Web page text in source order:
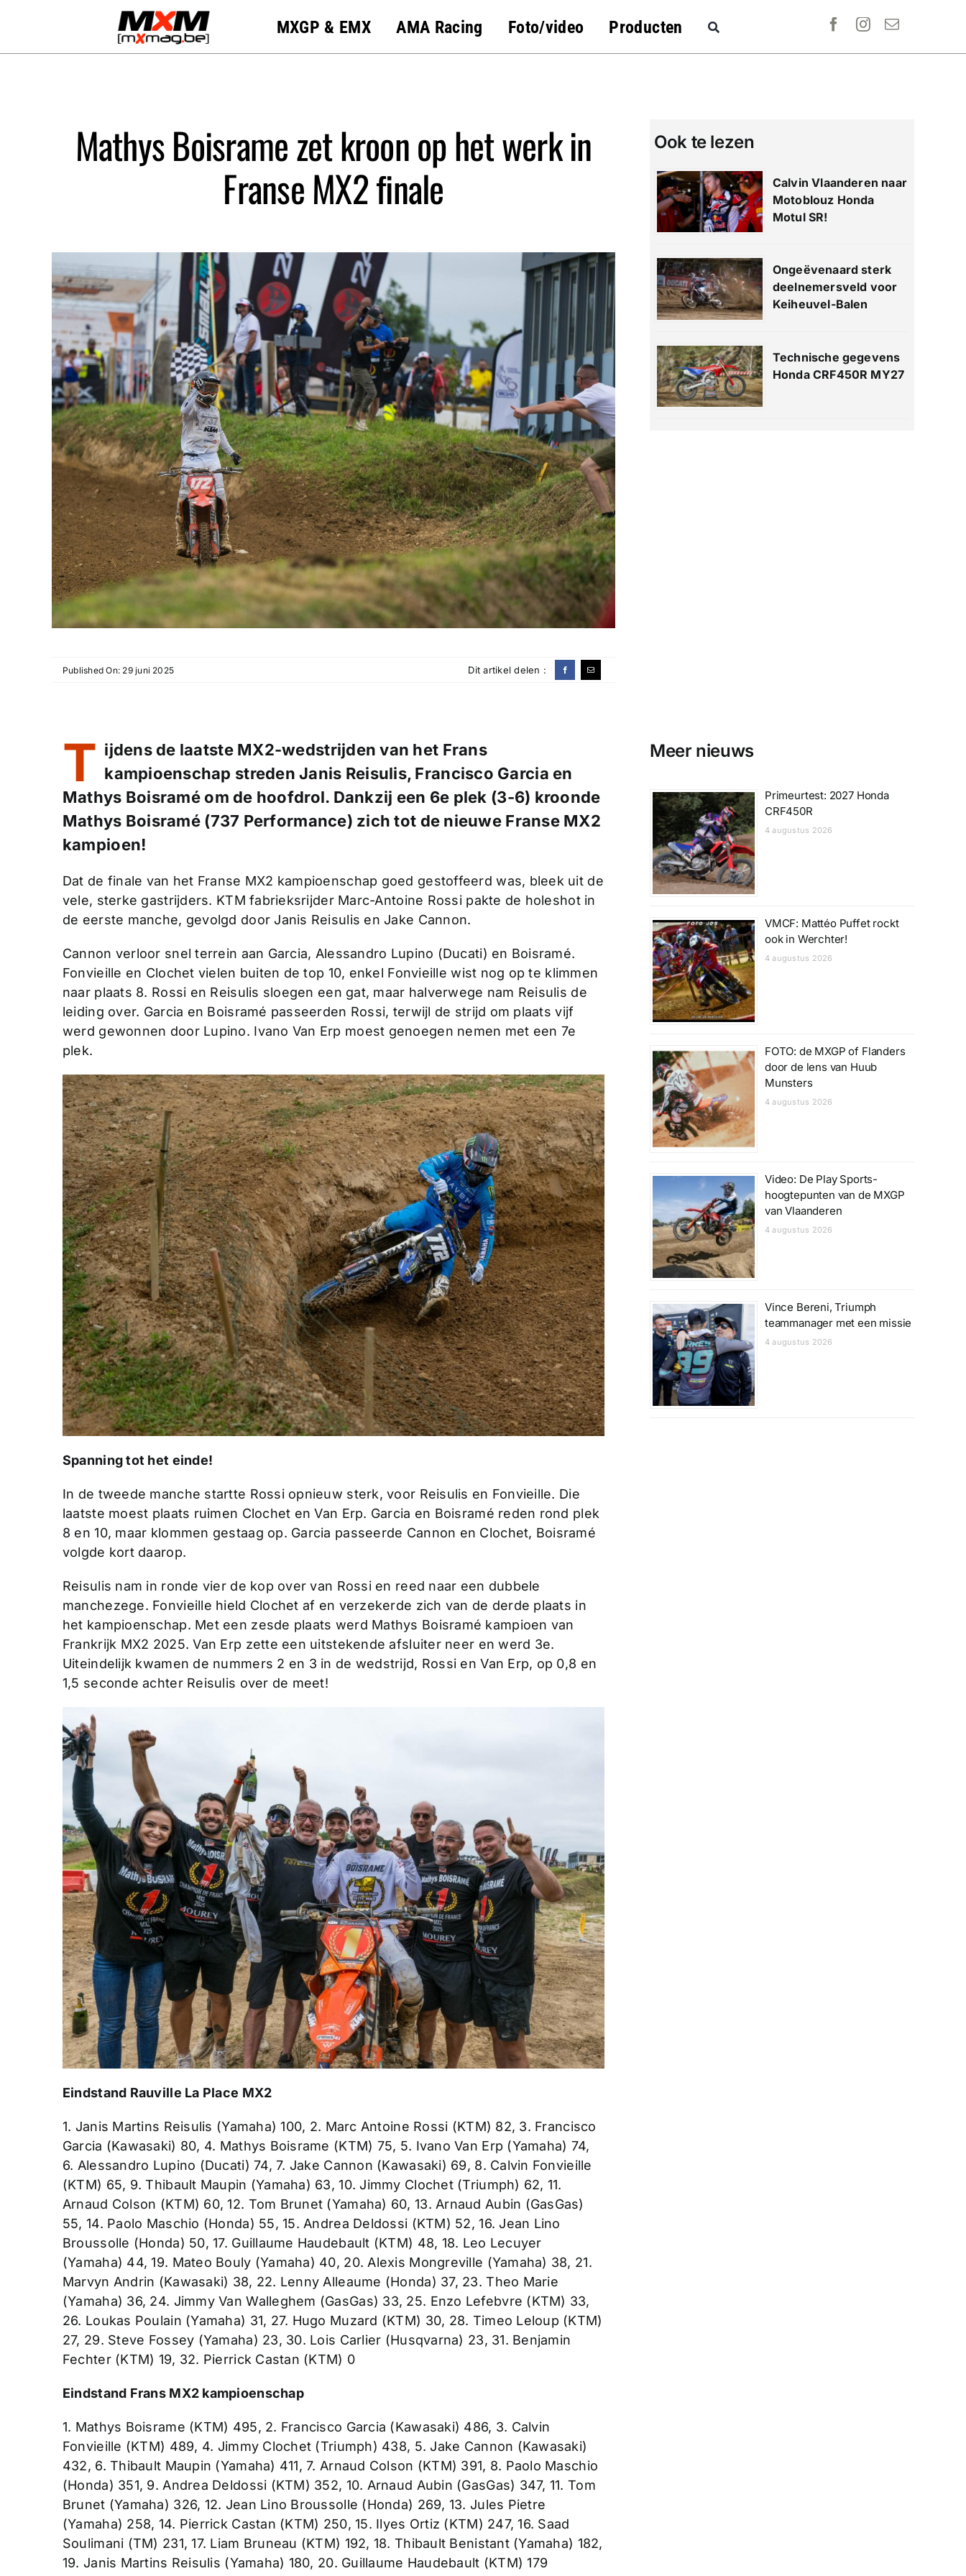
MXGP & EMX AMA Racing Foto/video Producten
Mathys Boisrame zet kroon op het werk in
Franse MX2 finale
Ook te lezen
Calvin Vlaanderen naar
Motoblouz Honda
Motul SR!
Ongeëvenaard sterk
deelnemersveld voor
Keiheuvel-Balen
Technische gegevens
Honda CRF450R MY27
Published On: 29 juni 2025 Dit artikel delen :
T ijdens de laatste MX2-wedstrijden van het Frans
kampioenschap streden Janis Reisulis, Francisco Garcia en
Mathys Boisramé om de hoofdrol. Dankzij een 6e plek (3-6) kroonde
Mathys Boisramé (737 Performance) zich tot de nieuwe Franse MX2
kampioen!
Dat de finale van het Franse MX2 kampioenschap goed gestoffeerd was, bleek uit de
vele, sterke gastrijders. KTM fabrieksrijder Marc-Antoine Rossi pakte de holeshot in
de eerste manche, gevolgd door Janis Reisulis en Jake Cannon.
Cannon verloor snel terrein aan Garcia, Alessandro Lupino (Ducati) en Boisramé.
Fonvieille en Clochet vielen buiten de top 10, enkel Fonvieille wist nog op te klimmen
naar plaats 8. Rossi en Reisulis sloegen een gat, maar halverwege nam Reisulis de
leiding over. Garcia en Boisramé passeerden Rossi, terwijl de strijd om plaats vijf
werd gewonnen door Lupino. Ivano Van Erp moest genoegen nemen met een 7e
plek.
Spanning tot het einde!
In de tweede manche startte Rossi opnieuw sterk, voor Reisulis en Fonvieille. Die
laatste moest plaats ruimen Clochet en Van Erp. Garcia en Boisramé reden rond plek
8 en 10, maar klommen gestaag op. Garcia passeerde Cannon en Clochet, Boisramé
volgde kort daarop.
Reisulis nam in ronde vier de kop over van Rossi en reed naar een dubbele
manchezege. Fonvieille hield Clochet af en verzekerde zich van de derde plaats in
het kampioenschap. Met een zesde plaats werd Mathys Boisramé kampioen van
Frankrijk MX2 2025. Van Erp zette een uitstekende afsluiter neer en werd 3e.
Uiteindelijk kwamen de nummers 2 en 3 in de wedstrijd, Rossi en Van Erp, op 0,8 en
1,5 seconde achter Reisulis over de meet!
Eindstand Rauville La Place MX2
1. Janis Martins Reisulis (Yamaha) 100, 2. Marc Antoine Rossi (KTM) 82, 3. Francisco
Garcia (Kawasaki) 80, 4. Mathys Boisrame (KTM) 75, 5. Ivano Van Erp (Yamaha) 74,
6. Alessandro Lupino (Ducati) 74, 7. Jake Cannon (Kawasaki) 69, 8. Calvin Fonvieille
(KTM) 65, 9. Thibault Maupin (Yamaha) 63, 10. Jimmy Clochet (Triumph) 62, 11.
Arnaud Colson (KTM) 60, 12. Tom Brunet (Yamaha) 60, 13. Arnaud Aubin (GasGas)
55, 14. Paolo Maschio (Honda) 55, 15. Andrea Deldossi (KTM) 52, 16. Jean Lino
Broussolle (Honda) 50, 17. Guillaume Haudebault (KTM) 48, 18. Leo Lecuyer
(Yamaha) 44, 19. Mateo Bouly (Yamaha) 40, 20. Alexis Mongreville (Yamaha) 38, 21.
Marvyn Andrin (Kawasaki) 38, 22. Lenny Alleaume (Honda) 37, 23. Theo Marie
(Yamaha) 36, 24. Jimmy Van Walleghem (GasGas) 33, 25. Enzo Lefebvre (KTM) 33,
26. Loukas Poulain (Yamaha) 31, 27. Hugo Muzard (KTM) 30, 28. Timeo Leloup (KTM)
27, 29. Steve Fossey (Yamaha) 23, 30. Lois Carlier (Husqvarna) 23, 31. Benjamin
Fechter (KTM) 19, 32. Pierrick Castan (KTM) 0
Eindstand Frans MX2 kampioenschap
1. Mathys Boisrame (KTM) 495, 2. Francisco Garcia (Kawasaki) 486, 3. Calvin
Fonvieille (KTM) 489, 4. Jimmy Clochet (Triumph) 438, 5. Jake Cannon (Kawasaki)
432, 6. Thibault Maupin (Yamaha) 411, 7. Arnaud Colson (KTM) 391, 8. Paolo Maschio
(Honda) 351, 9. Andrea Deldossi (KTM) 352, 10. Arnaud Aubin (GasGas) 347, 11. Tom
Brunet (Yamaha) 326, 12. Jean Lino Broussolle (Honda) 269, 13. Jules Pietre
(Yamaha) 258, 14. Pierrick Castan (KTM) 250, 15. Ilyes Ortiz (KTM) 247, 16. Saad
Soulimani (TM) 231, 17. Liam Bruneau (KTM) 192, 18. Thibault Benistant (Yamaha) 182,
19. Janis Martins Reisulis (Yamaha) 180, 20. Guillaume Haudebault (KTM) 179
Meer nieuws
Primeurtest: 2027 Honda
CRF450R
4 augustus 2026
VMCF: Mattéo Puffet rockt
ook in Werchter!
4 augustus 2026
FOTO: de MXGP of Flanders
door de lens van Huub
Munsters
4 augustus 2026
Video: De Play Sports-
hoogtepunten van de MXGP
van Vlaanderen
4 augustus 2026
Vince Bereni, Triumph
teammanager met een missie
4 augustus 2026